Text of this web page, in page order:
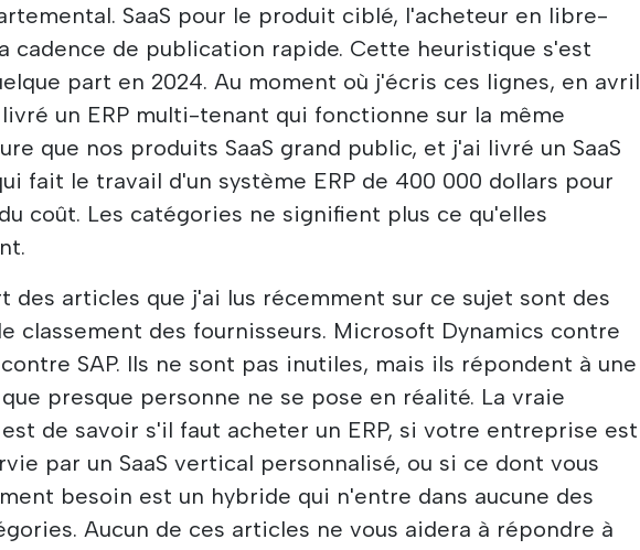
SaaS pour le produit ciblé, l'acheteur en libre-
cadence de publication rapide. Cette heuristique s'est
part en 2024. Au moment où j'écris ces lignes, en avril
un ERP multi-tenant qui fonctionne sur la même
que nos produits SaaS grand public, et j'ai livré un SaaS
fait le travail d'un système ERP de 400 000 dollars pour
coût. Les catégories ne signifient plus ce qu'elles
des articles que j'ai lus récemment sur ce sujet sont des
classement des fournisseurs. Microsoft Dynamics contre
SAP. Ils ne sont pas inutiles, mais ils répondent à une
presque personne ne se pose en réalité. La vraie
de savoir s'il faut acheter un ERP, si votre entreprise est
par un SaaS vertical personnalisé, ou si ce dont vous
besoin est un hybride qui n'entre dans aucune des
Aucun de ces articles ne vous aidera à répondre à